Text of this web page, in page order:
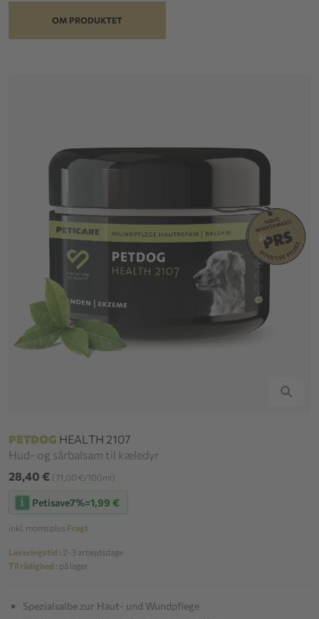
OM PRODUKTET
PETDOG HEALTH 2107
Hud- og sårbalsam til kæledyr
28,40 € (71,00 €/100ml)
Petisave7%=1,99 €
inkl. moms plus Fragt
Leveringstid : 2-3 arbejdsdage
Til rådighed : på lager
Spezialsalbe zur Haut- und Wundpflege